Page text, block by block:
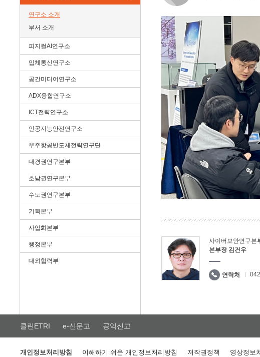
연구소 소개
부서 소개
피지컬AI연구소
입체통신연구소
공간미디어연구소
ADX융합연구소
ICT전략연구소
인공지능안전연구소
우주항공반도체전략연구단
대경권연구본부
호남권연구본부
수도권연구본부
기획본부
사업화본부
행정본부
대외협력부
사이버보안연구본
본부장 김건우
연락처
클린ETRI e-신문고 공익신고
개인정보처리방침 이해하기 쉬운 개인정보처리방침 저작권정책 영상정보